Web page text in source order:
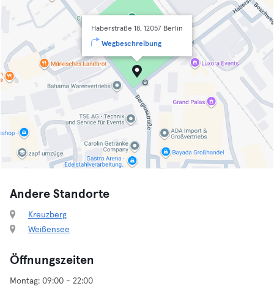
Haberstraße 18, 12057 Berlin
Wegbeschreibung
Andere Standorte
Kreuzberg
Weißensee
Öffnungszeiten
Montag: 09:00 - 22:00